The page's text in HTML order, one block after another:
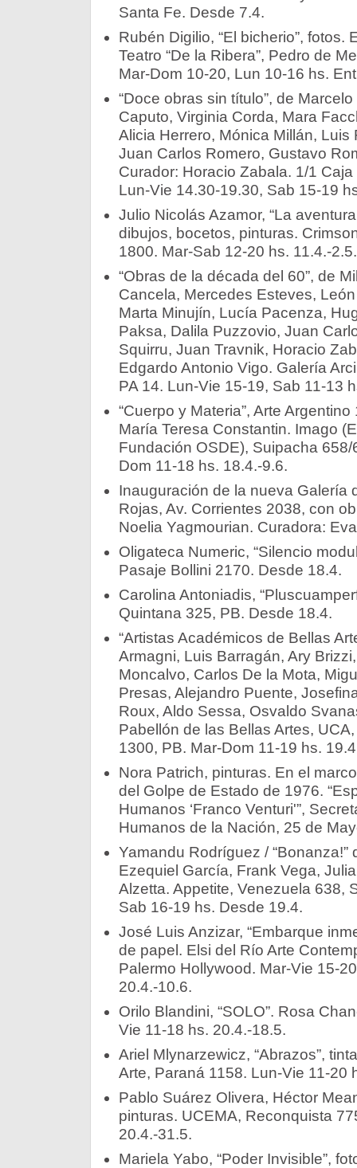
Santa Fe. Desde 7.4.
Rubén Digilio, “El bicherio”, fotos.
Teatro “De la Ribera”, Pedro de
Mar-Dom 10-20, Lun 10-16 hs.
“Doce obras sin título”, de
Caputo, Virginia Corda, Mara
Alicia Herrero, Mónica Millán, Luis
Juan Carlos Romero, Gustavo
Curador: Horacio Zabala. 1/1
Lun-Vie 14.30-19.30, Sab 15-19
Julio Nicolás Azamor, “La
dibujos, bocetos, pinturas.
1800. Mar-Sab 12-20 hs. 11.4.-2.5.
“Obras de la década del 60”, de
Cancela, Mercedes Esteves,
Marta Minujín, Lucía Pacenza,
Paksa, Dalila Puzzovio, Juan
Squirru, Juan Travnik, Horacio
Edgardo Antonio Vigo. Galería
PA 14. Lun-Vie 15-19, Sab 11-13
“Cuerpo y Materia”, Arte
María Teresa Constantin. Imago
Fundación OSDE), Suipacha
Dom 11-18 hs. 18.4.-9.6.
Inauguración de la nueva Galería
Rojas, Av. Corrientes 2038, con
Noelia Yagmourian. Curadora:
Oligateca Numeric, “Silencio
Pasaje Bollini 2170. Desde 18.4.
Carolina Antoniadis,
Quintana 325, PB. Desde 18.4.
“Artistas Académicos de Bellas
Armagni, Luis Barragán, Ary
Moncalvo, Carlos De la Mota,
Presas, Alejandro Puente,
Roux, Aldo Sessa, Osvaldo
Pabellón de las Bellas Artes,
1300, PB. Mar-Dom 11-19 hs.
Nora Patrich, pinturas. En el
del Golpe de Estado de 1976.
Humanos ‘Franco Venturi'”,
Humanos de la Nación, 25 de
Yamandu Rodríguez / “Bonanza!”
Ezequiel García, Frank Vega,
Alzetta. Appetite, Venezuela 638,
Sab 16-19 hs. Desde 19.4.
José Luis Anzizar, “Embarque
de papel. Elsi del Río Arte
Palermo Hollywood. Mar-Vie 15-
20.4.-10.6.
Orilo Blandini, “SOLO”. Rosa
Vie 11-18 hs. 20.4.-18.5.
Ariel Mlynarzewicz, “Abrazos”,
Arte, Paraná 1158. Lun-Vie 11-20
Pablo Suárez Olivera, Héctor
pinturas. UCEMA, Reconquista
20.4.-31.5.
Mariela Yabo, “Poder Invisible”,